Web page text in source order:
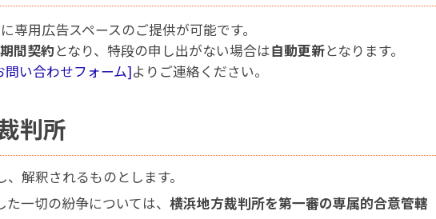
専用広告スペースのご提供が可能です。
期間契約となり、特段の申し出がない場合は自動更新となります。
問い合わせフォーム]よりご連絡ください。
判所
解釈されるものとします。
一切の紛争については、 横浜地方裁判所を第一審の専属的合意管轄